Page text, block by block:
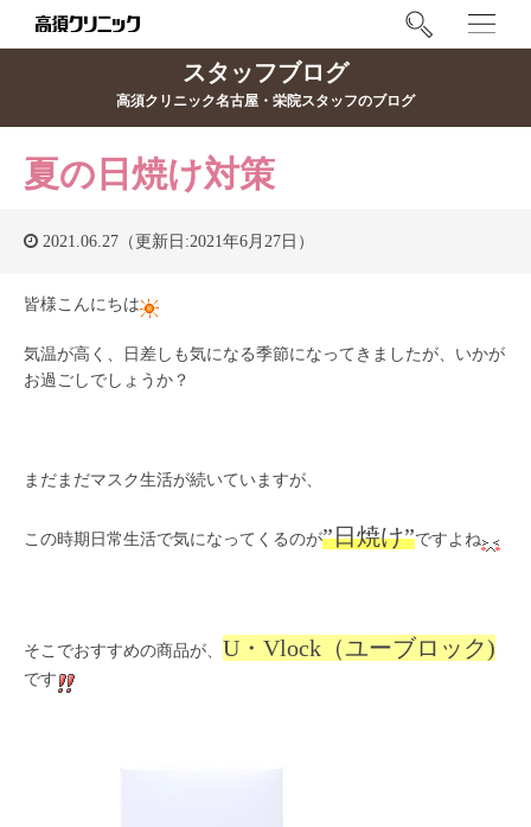
スタッフブログ
高須クリニック名古屋・栄院スタッフのブログ
夏の日焼け対策
2021.06.27（更新日:2021年6月27日）
皆様こんにちは
気温が高く、日差しも気になる季節になってきましたが、いかが
お過ごしでしょうか？
まだまだマスク生活が続いていますが、
この時期日常生活で気になってくるのが”日焼け”ですよね
そこでおすすめの商品が、 U・Vlock（ユーブロック)
です